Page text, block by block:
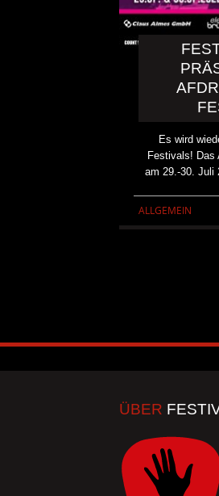
Es wird
Festivals! Das
am 29.-30. Juli
ALLGEMEIN
ÜBER